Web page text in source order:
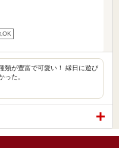
OK
類が豊富で可愛い！ 縁日に遊び
った。